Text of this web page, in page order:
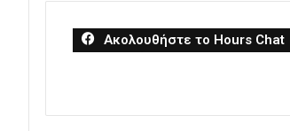
Ακολουθήστε το Hours Chat